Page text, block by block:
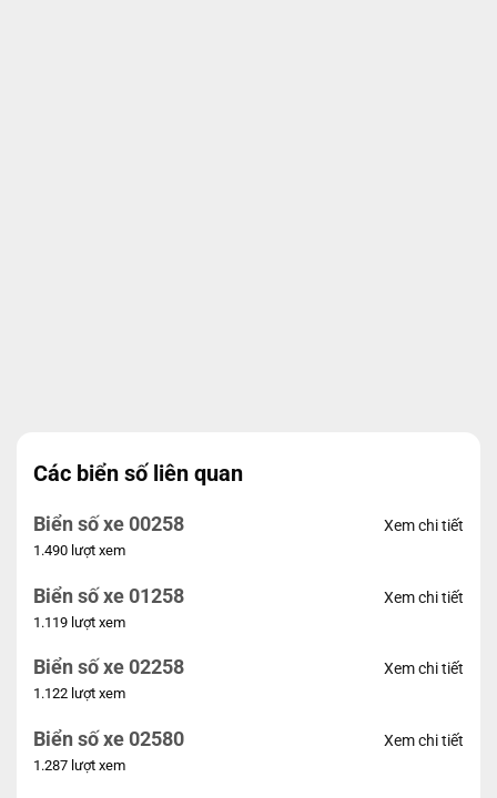
Các biển số liên quan
Biển số xe 00258
1.490 lượt xem
Xem chi tiết
Biển số xe 01258
1.119 lượt xem
Xem chi tiết
Biển số xe 02258
1.122 lượt xem
Xem chi tiết
Biển số xe 02580
1.287 lượt xem
Xem chi tiết